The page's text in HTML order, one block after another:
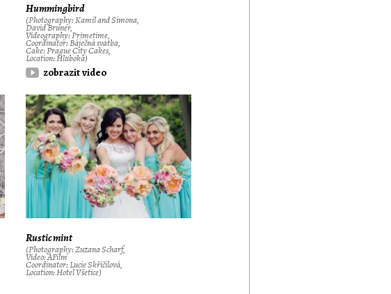
Hummingbird
(Photography: Kamil and Simona,
David Bruner,
Videography: Primetime,
Coordinator: Báječná svatba,
Cake: Prague City Cakes,
Location: Hluboká)
zobrazit video
Rustic mint
(Photography: Zuzana Scharf,
Video: AFilm
Coordinator: Lucie Skříčilová,
Location: Hotel Všetice)